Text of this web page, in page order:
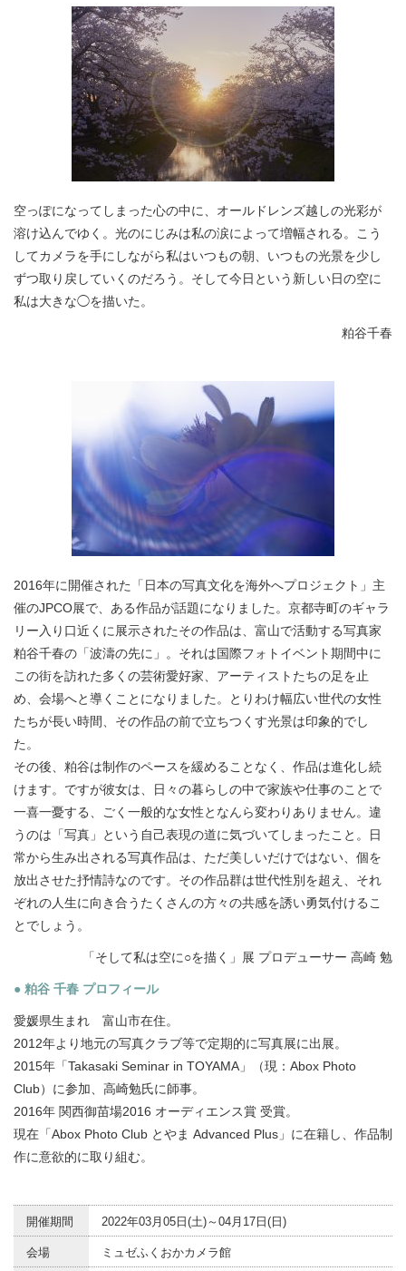
空っぽになってしまった心の中に、オールドレンズ越しの光彩が
溶け込んでゆく。光のにじみは私の涙によって増幅される。こう
してカメラを手にしながら私はいつもの朝、いつもの光景を少し
ずつ取り戻していくのだろう。そして今日という新しい日の空に
私は大きな◯を描いた。
粕谷千春
2016年に開催された「日本の写真文化を海外へプロジェクト」主
催のJPCO展で、ある作品が話題になりました。京都寺町のギャラ
リー入り口近くに展示されたその作品は、富山で活動する写真家
粕谷千春の「波濤の先に」。それは国際フォトイベント期間中に
この街を訪れた多くの芸術愛好家、アーティストたちの足を止
め、会場へと導くことになりました。とりわけ幅広い世代の女性
たちが長い時間、その作品の前で立ちつくす光景は印象的でし
た。
その後、粕谷は制作のペースを緩めることなく、作品は進化し続
けます。ですが彼女は、日々の暮らしの中で家族や仕事のことで
一喜一憂する、ごく一般的な女性となんら変わりありません。違
うのは「写真」という自己表現の道に気づいてしまったこと。日
常から生み出される写真作品は、ただ美しいだけではない、個を
放出させた抒情詩なのです。その作品群は世代性別を超え、それ
ぞれの人生に向き合うたくさんの方々の共感を誘い勇気付けるこ
とでしょう。
「そして私は空に○を描く」展 プロデューサー 高崎 勉
● 粕谷 千春 プロフィール
愛媛県生まれ 富山市在住。
2012年より地元の写真クラブ等で定期的に写真展に出展。
2015年「Takasaki Seminar in TOYAMA」（現：Abox Photo
Club）に参加、高崎勉氏に師事。
2016年 関西御苗場2016 オーディエンス賞 受賞。
現在「Abox Photo Club とやま Advanced Plus」に在籍し、作品制
作に意欲的に取り組む。
開催期間 2022年03月05日(土)～04月17日(日)
会場 ミュゼふくおかカメラ館